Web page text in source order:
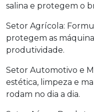
salina e protegem o
Setor Agrícola:
protegem as
produtividade.
Setor Automotivo e
estética, limpeza e
rodam no dia a dia.